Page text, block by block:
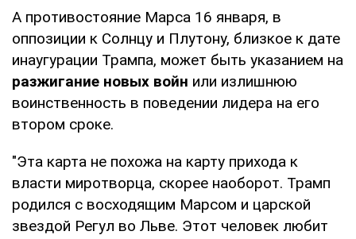
А противостояние Марса 16 января, в
оппозиции к Солнцу и Плутону, близкое к дате
инаугурации Трампа, может быть указанием на
разжигание новых войн или излишнюю
воинственность в поведении лидера на его
втором сроке.
"Эта карта не похожа на карту прихода к
власти миротворца, скорее наоборот. Трамп
родился с восходящим Марсом и царской
звездой Регул во Льве. Этот человек любит